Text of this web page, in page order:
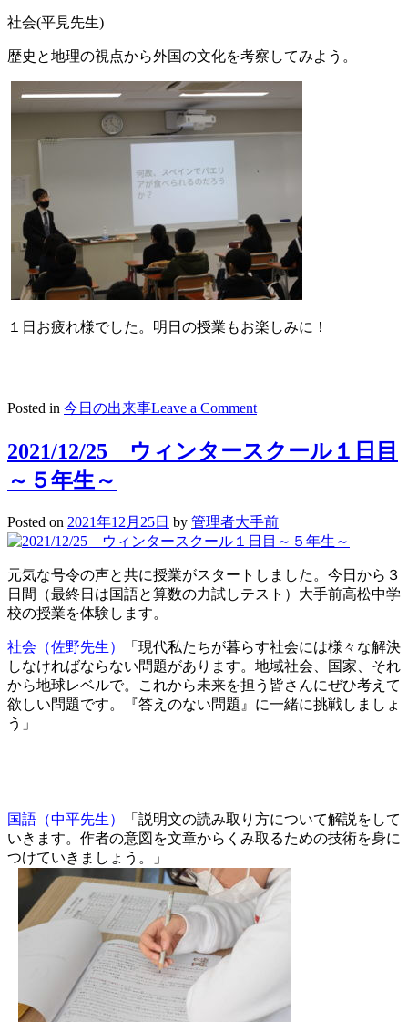
社会(平見先生)
歴史と地理の視点から外国の文化を考察してみよう。
１日お疲れ様でした。明日の授業もお楽しみに！
Posted in 今日の出来事Leave a Commenton
ウ
イ
ー
ス
ー
ル
目
～
6
年
2021/12/25 ウィンタースクール１日目
～５年生～
Posted on 2021年12月25日 by 管理者大手前
元気な号令の声と共に授業がスタートしました。今日から３
日間（最終日は国語と算数の力試しテスト）大手前高松中学
校の授業を体験します。
社会（佐野先生）
「現代私たちが暮らす社会には様々な解決
しなければならない問題があります。地域社会、国家、それ
から地球レベルで。これから未来を担う皆さんにぜひ考えて
欲しい問題です。『答えのない問題』に一緒に挑戦しましょ
う」
国語（中平先生）
「説明文の読み取り方について解説をして
いきます。作者の意図を文章からくみ取るための技術を身に
つけていきましょう。」